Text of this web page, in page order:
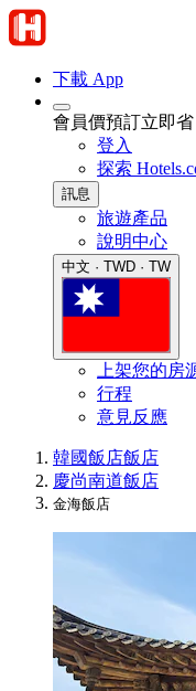
下載 App
會員價預訂立即省
登入
探索
訊息
旅遊產品
說明中心
中文 · TWD · TW
上架您的房
行程
意見反應
韓國飯店飯店
慶尚南道飯店
金海飯店